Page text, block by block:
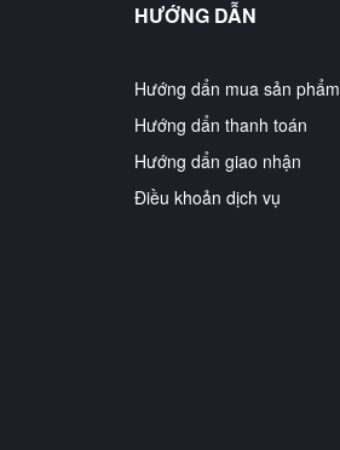
HƯỚNG DẪN
Hướng dẩn mua sản phẩm
Hướng dẩn thanh toán
Hướng dẩn giao nhận
Điều khoản dịch vụ